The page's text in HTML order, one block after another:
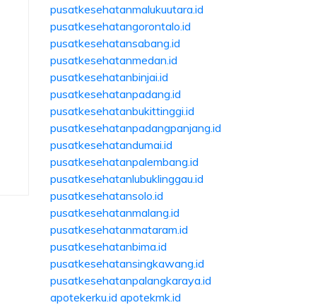
pusatkesehatanmalukuutara.id
pusatkesehatangorontalo.id
pusatkesehatansabang.id
pusatkesehatanmedan.id
pusatkesehatanbinjai.id
pusatkesehatanpadang.id
pusatkesehatanbukittinggi.id
pusatkesehatanpadangpanjang.id
pusatkesehatandumai.id
pusatkesehatanpalembang.id
pusatkesehatanlubuklinggau.id
pusatkesehatansolo.id
pusatkesehatanmalang.id
pusatkesehatanmataram.id
pusatkesehatanbima.id
pusatkesehatansingkawang.id
pusatkesehatanpalangkaraya.id
apotekerku.id apotekmk.id